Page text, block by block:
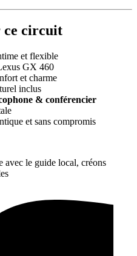
ce circuit
et flexible
GX 460
et charme
inclus
& conférencier
et sans compromis
avec le guide local, créons